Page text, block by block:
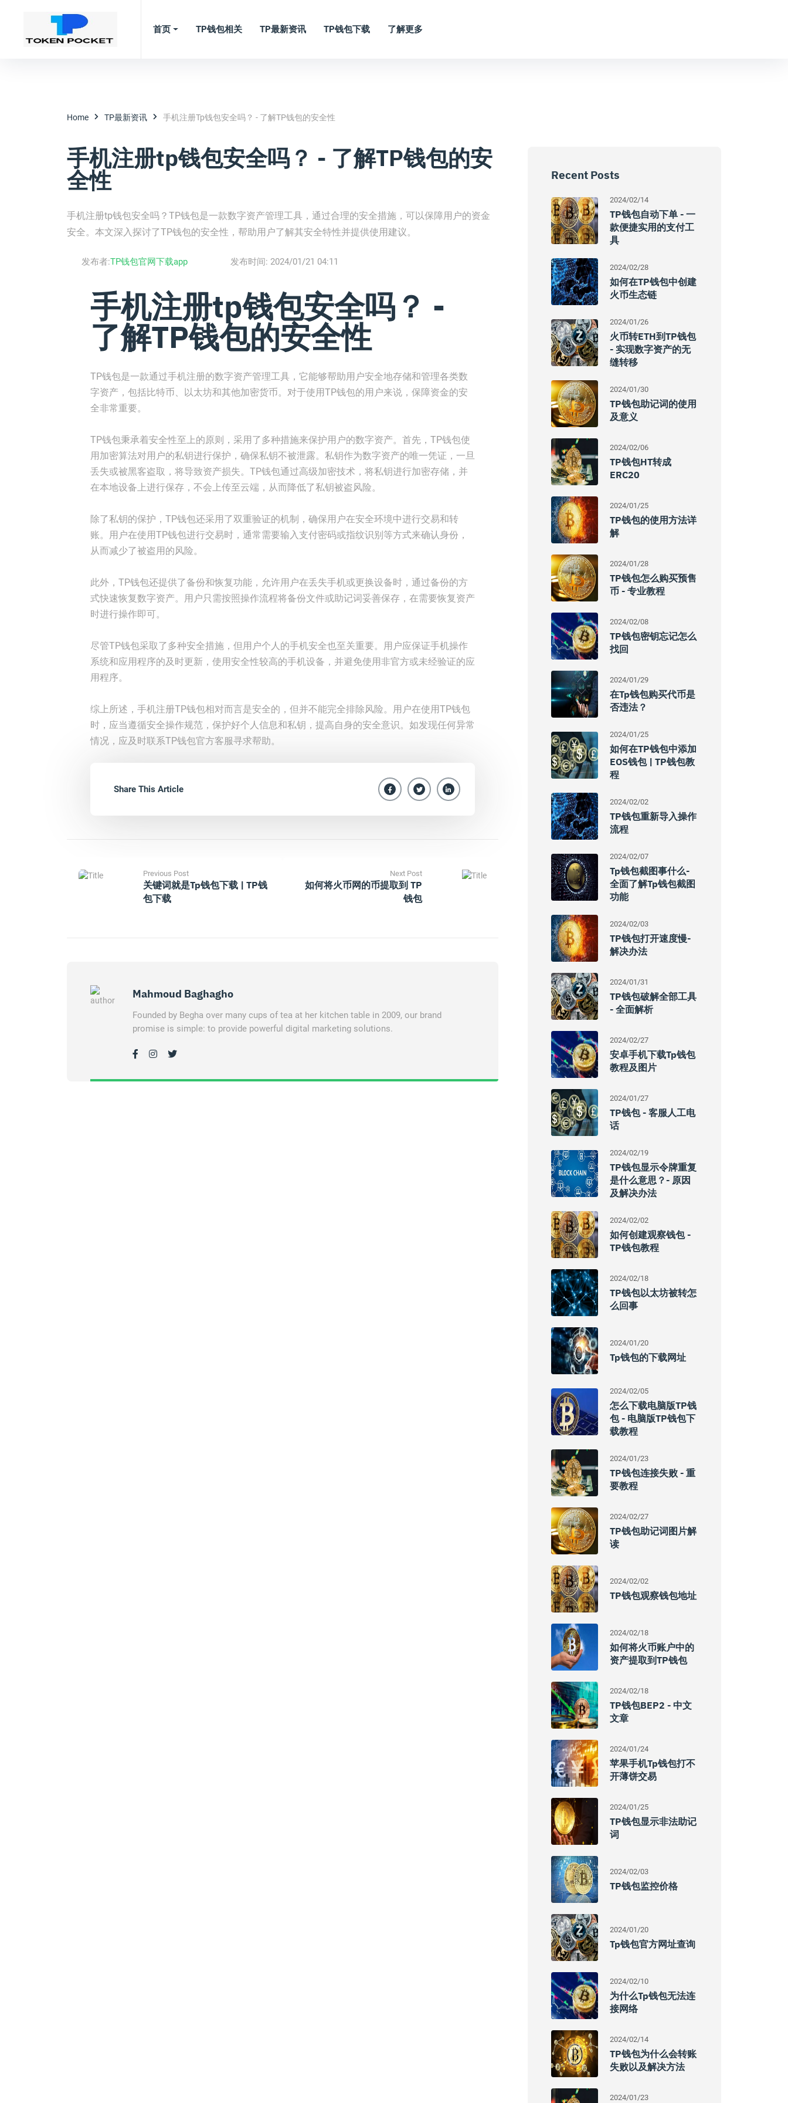
首页 TP钱包相关 TP最新资讯 TP钱包下载 了解更多
Home TP最新资讯 手机注册tp钱包安全吗？ - 了解TP钱包的安全性
手机注册tp钱包安全吗？ - 了解TP钱包的安
全性
手机注册tp钱包安全吗？TP钱包是一款数字资产管理工具，通过合理的安全措施，可以保障用户的资金
安全。本文深入探讨了TP钱包的安全性，帮助用户了解其安全特性并提供使用建议。
发布者:TP钱包官网下载app 发布时间: 2024/01/21 04:11
手机注册tp钱包安全吗？ -
了解TP钱包的安全性
TP钱包是一款通过手机注册的数字资产管理工具，它能够帮助用户安全地存储和管理各类数
字资产，包括比特币、以太坊和其他加密货币。对于使用TP钱包的用户来说，保障资金的安
全非常重要。
TP钱包秉承着安全性至上的原则，采用了多种措施来保护用户的数字资产。首先，TP钱包使
用加密算法对用户的私钥进行保护，确保私钥不被泄露。私钥作为数字资产的唯一凭证，一旦
丢失或被黑客盗取，将导致资产损失。TP钱包通过高级加密技术，将私钥进行加密存储，并
在本地设备上进行保存，不会上传至云端，从而降低了私钥被盗风险。
除了私钥的保护，TP钱包还采用了双重验证的机制，确保用户在安全环境中进行交易和转
账。用户在使用TP钱包进行交易时，通常需要输入支付密码或指纹识别等方式来确认身份，
从而减少了被盗用的风险。
此外，TP钱包还提供了备份和恢复功能，允许用户在丢失手机或更换设备时，通过备份的方
式快速恢复数字资产。用户只需按照操作流程将备份文件或助记词妥善保存，在需要恢复资产
时进行操作即可。
尽管TP钱包采取了多种安全措施，但用户个人的手机安全也至关重要。用户应保证手机操作
系统和应用程序的及时更新，使用安全性较高的手机设备，并避免使用非官方或未经验证的应
用程序。
综上所述，手机注册TP钱包相对而言是安全的，但并不能完全排除风险。用户在使用TP钱包
时，应当遵循安全操作规范，保护好个人信息和私钥，提高自身的安全意识。如发现任何异常
情况，应及时联系TP钱包官方客服寻求帮助。
Share This Article
Previous Post
关键词就是tp钱包下载 | TP钱
包下载
Next Post
如何将火币网的币提取到 TP
钱包
Mahmoud Baghagho
Founded by Begha over many cups of tea at her kitchen table in 2009, our brand
promise is simple: to provide powerful digital marketing solutions.
Recent Posts
2024/02/14
TP钱包自动下单 - 一
款便捷实用的支付工
具
2024/02/28
如何在TP钱包中创建
火币生态链
2024/01/26
火币转ETH到TP钱包
- 实现数字资产的无
缝转移
2024/01/30
TP钱包助记词的使用
及意义
2024/02/06
TP钱包HT转成
ERC20
2024/01/25
TP钱包的使用方法详
解
2024/01/28
TP钱包怎么购买预售
币 - 专业教程
2024/02/08
TP钱包密钥忘记怎么
找回
2024/01/29
在tp钱包购买代币是
否违法？
2024/01/25
如何在TP钱包中添加
EOS钱包 | TP钱包教
程
2024/02/02
TP钱包重新导入操作
流程
2024/02/07
Tp钱包截图事什么-
全面了解tp钱包截图
功能
2024/02/03
TP钱包打开速度慢-
解决办法
2024/01/31
TP钱包破解全部工具
- 全面解析
2024/02/27
安卓手机下载tp钱包
教程及图片
2024/01/27
TP钱包 - 客服人工电
话
2024/02/19
TP钱包显示令牌重复
是什么意思？- 原因
及解决办法
2024/02/02
如何创建观察钱包 -
TP钱包教程
2024/02/18
TP钱包以太坊被转怎
么回事
2024/01/20
Tp钱包的下载网址
2024/02/05
怎么下载电脑版TP钱
包 - 电脑版TP钱包下
载教程
2024/01/23
TP钱包连接失败 - 重
要教程
2024/02/27
TP钱包助记词图片解
读
2024/02/02
TP钱包观察钱包地址
2024/02/18
如何将火币账户中的
资产提取到TP钱包
2024/02/18
TP钱包BEP2 - 中文
文章
2024/01/24
苹果手机Tp钱包打不
开薄饼交易
2024/01/25
TP钱包显示非法助记
词
2024/02/03
TP钱包监控价格
2024/01/20
Tp钱包官方网址查询
2024/02/10
为什么Tp钱包无法连
接网络
2024/02/14
TP钱包为什么会转账
失败以及解决方法
2024/01/23